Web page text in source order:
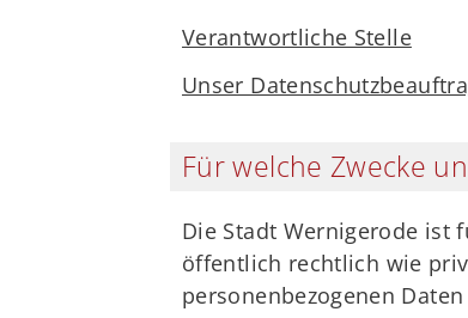
Verantwortliche Stelle
Unser
Für welche Zwecke
Die Stadt Wernigerode ist
öffentlich rechtlich wie
personenbezogenen